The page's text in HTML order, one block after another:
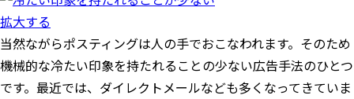
拡大する
当然ながらポスティングは人の手でおこなわれます。そのため
機械的な冷たい印象を持たれることの少ない広告手法のひとつ
です。最近では、ダイレクトメールなども多くなってきていま